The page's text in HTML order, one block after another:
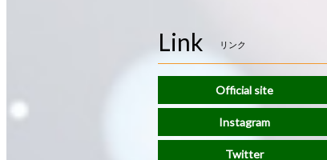
Link リンク
Official site
Instagram
Twitter